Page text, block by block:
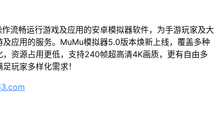
流畅运行游戏及应用的安卓模拟器软件，为手游玩家及大
应用的服务。MuMu模拟器5.0版本焕新上线，覆盖多种
资源占用更低，支持240帧超高清4K画质，更有自由多
玩家多样化需求！